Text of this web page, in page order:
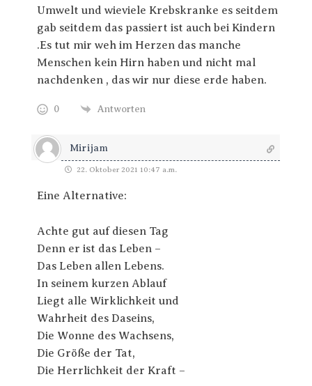
Umwelt und wieviele Krebskranke es seitdem
gab seitdem das passiert ist auch bei Kindern
.Es tut mir weh im Herzen das manche
Menschen kein Hirn haben und nicht mal
nachdenken , das wir nur diese erde haben.
0 Antworten
Mirijam
22. Oktober 2021 10:47 a.m.
Eine Alternative:
Achte gut auf diesen Tag
Denn er ist das Leben –
Das Leben allen Lebens.
In seinem kurzen Ablauf
Liegt alle Wirklichkeit und
Wahrheit des Daseins,
Die Wonne des Wachsens,
Die Größe der Tat,
Die Herrlichkeit der Kraft –